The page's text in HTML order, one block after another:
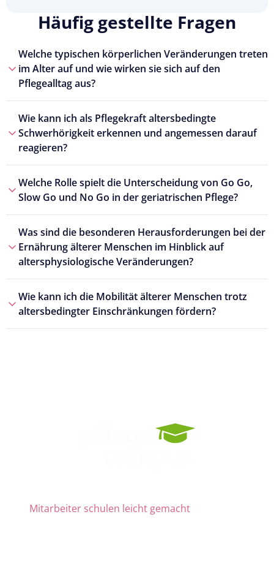
Häufig gestellte Fragen
Welche typischen körperlichen Veränderungen treten
im Alter auf und wie wirken sie sich auf den
Pflegealltag aus?
Wie kann ich als Pflegekraft altersbedingte
Schwerhörigkeit erkennen und angemessen darauf
reagieren?
Welche Rolle spielt die Unterscheidung von Go Go,
Slow Go und No Go in der geriatrischen Pflege?
Was sind die besonderen Herausforderungen bei der
Ernährung älterer Menschen im Hinblick auf
altersphysiologische Veränderungen?
Wie kann ich die Mobilität älterer Menschen trotz
altersbedingter Einschränkungen fördern?
Mitarbeiter schulen leicht gemacht